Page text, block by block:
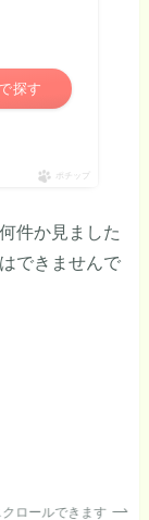
探す
ポチップ
件か見ました
できませんで
ロールできます